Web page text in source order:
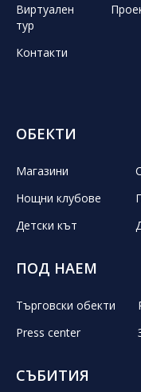
Виртуален
тур
Контакти
ОБЕКТИ
Магазини
Нощни клубове
Детски кът
ПОД НАЕМ
Търговски обекти
Press center
СЪБИТИЯ